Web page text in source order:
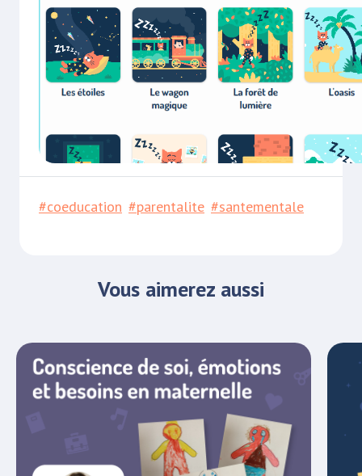
#coeducation #parentalite #santementale
Vous aimerez aussi